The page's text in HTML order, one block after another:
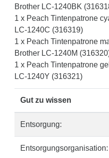
Brother LC-1240BK
1 x Peach Tintenpatrone
LC-1240C (316319)
1 x Peach Tintenpatrone
Brother LC-1240M
1 x Peach Tintenpatrone
LC-1240Y (316321)
Gut zu wissen
Entsorgung:
Entsorgungsorganisation: